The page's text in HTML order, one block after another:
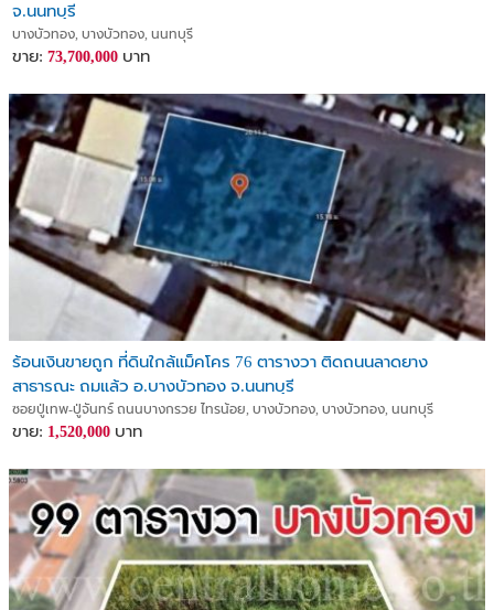
จ.นนทบุรี
บางบัวทอง, บางบัวทอง, นนทบุรี
ขาย: 73,700,000 บาท
ร้อนเงินขายถูก ที่ดินใกล้แม็คโคร 76 ตารางวา ติดถนนลาดยาง
สาธารณะ ถมแล้ว อ.บางบัวทอง จ.นนทบุรี
ซอยปู่เทพ-ปู่จันทร์ ถนนบางกรวย ไทรน้อย, บางบัวทอง, บางบัวทอง, นนทบุรี
ขาย: 1,520,000 บาท